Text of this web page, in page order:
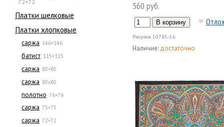
Платки шелковые
Платки хлопковые
саржа 146×146
батист 115×115
саржа 80×80
саржа 80х80
полотно 76×76
саржа 75×75
саржа 72×72
560 руб.
Рисунок 10785-16
Наличие: достаточно